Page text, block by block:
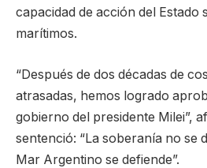
capacidad de acción del Estado
marítimos.
“Después de dos décadas de
atrasadas, hemos logrado
gobierno del presidente Milei”,
sentenció: “La soberanía no se
Mar Argentino se defiende”.